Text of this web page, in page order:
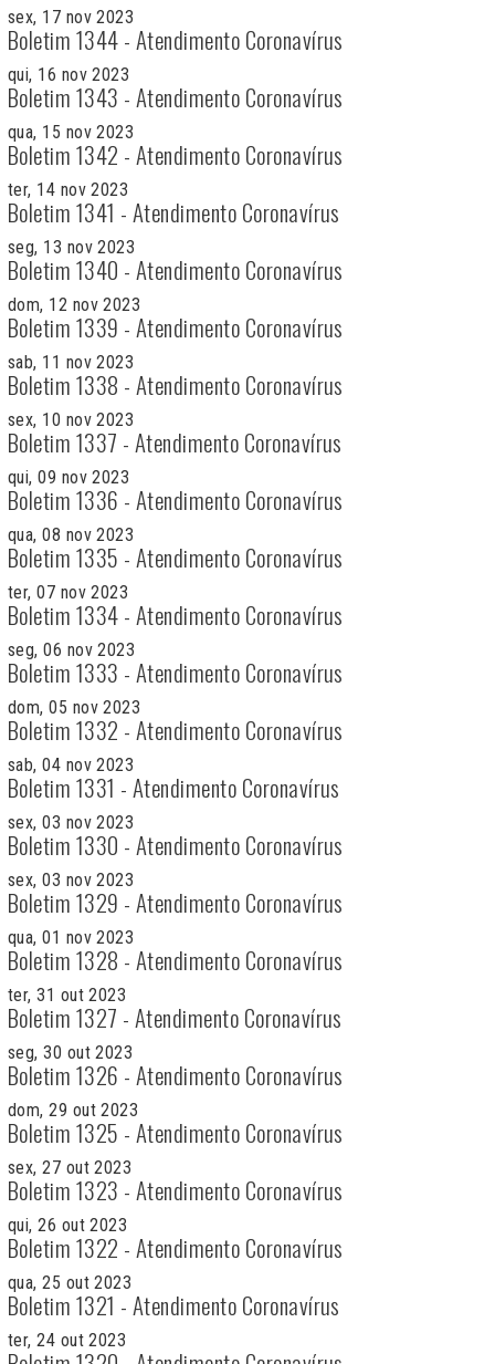
sex, 17 nov 2023
Boletim 1344 - Atendimento Coronavírus
qui, 16 nov 2023
Boletim 1343 - Atendimento Coronavírus
qua, 15 nov 2023
Boletim 1342 - Atendimento Coronavírus
ter, 14 nov 2023
Boletim 1341 - Atendimento Coronavírus
seg, 13 nov 2023
Boletim 1340 - Atendimento Coronavírus
dom, 12 nov 2023
Boletim 1339 - Atendimento Coronavírus
sab, 11 nov 2023
Boletim 1338 - Atendimento Coronavírus
sex, 10 nov 2023
Boletim 1337 - Atendimento Coronavírus
qui, 09 nov 2023
Boletim 1336 - Atendimento Coronavírus
qua, 08 nov 2023
Boletim 1335 - Atendimento Coronavírus
ter, 07 nov 2023
Boletim 1334 - Atendimento Coronavírus
seg, 06 nov 2023
Boletim 1333 - Atendimento Coronavírus
dom, 05 nov 2023
Boletim 1332 - Atendimento Coronavírus
sab, 04 nov 2023
Boletim 1331 - Atendimento Coronavírus
sex, 03 nov 2023
Boletim 1330 - Atendimento Coronavírus
sex, 03 nov 2023
Boletim 1329 - Atendimento Coronavírus
qua, 01 nov 2023
Boletim 1328 - Atendimento Coronavírus
ter, 31 out 2023
Boletim 1327 - Atendimento Coronavírus
seg, 30 out 2023
Boletim 1326 - Atendimento Coronavírus
dom, 29 out 2023
Boletim 1325 - Atendimento Coronavírus
sex, 27 out 2023
Boletim 1323 - Atendimento Coronavírus
qui, 26 out 2023
Boletim 1322 - Atendimento Coronavírus
qua, 25 out 2023
Boletim 1321 - Atendimento Coronavírus
ter, 24 out 2023